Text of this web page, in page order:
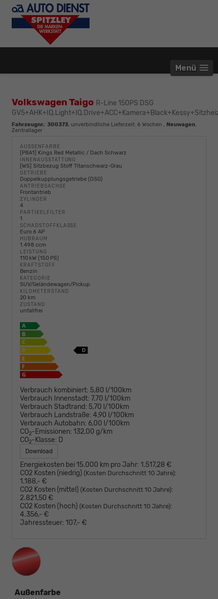
Menü
Volkswagen Taigo R-Line 150PS DSG
Fahrzeugnr.: 300373, unverbindliche Lieferzeit: 6 Wochen , Neuwagen,
Zentrallager
AUSSENFARBE
[P8A1] Kings Red Metallic / Dach Schwarz
INNENAUSSTATTUNG
[WS] Sitzbezug Stoff Titanschwarz-Grau
GETRIEBE
Doppelkupplungsgetriebe (DSG)
ANTRIEBSACHSE
Frontantrieb
ZYLINDER
4
PARTIKELFILTER
1
SCHADSTOFFKLASSE
Euro 6 AP
HUBRAUM
1.498 ccm
LEISTUNG
110 kW (150 PS)
KRAFTSTOFF
Benzin
KATEGORIE
SUV/Geländewagen/Pickup
KILOMETERSTAND
20 km
ZUSTAND
unfallfrei
Verbrauch kombiniert: 5,80 l/100km
Verbrauch Innenstadt: 7,70 l/100km
Verbrauch Stadtrand: 5,70 l/100km
Verbrauch Landstraße: 4,90 l/100km
Verbrauch Autobahn: 6,00 l/100km
CO2-Emissionen: 132,00 g/km
CO2-Klasse: D
Download
Energiekosten bei 15.000 km pro Jahr: 1.517,28 €
CO2 Kosten (niedrig) (Kosten Durchschnitt 10 Jahre):
1.188,- €
CO2 Kosten (mittel) (Kosten Durchschnitt 10 Jahre):
2.821,50 €
CO2 Kosten (hoch) (Kosten Durchschnitt 10 Jahre):
4.356,- €
Jahressteuer: 107,- €
Außenfarbe